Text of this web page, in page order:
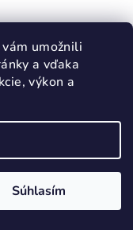
umožnili
a vďaka
výkon a
Súhlasím